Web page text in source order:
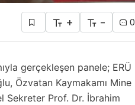
+ - 0
gerçekleşen panele; ERÜ
Özvatan Kaymakamı Mine
Sekreter Prof. Dr. İbrahim